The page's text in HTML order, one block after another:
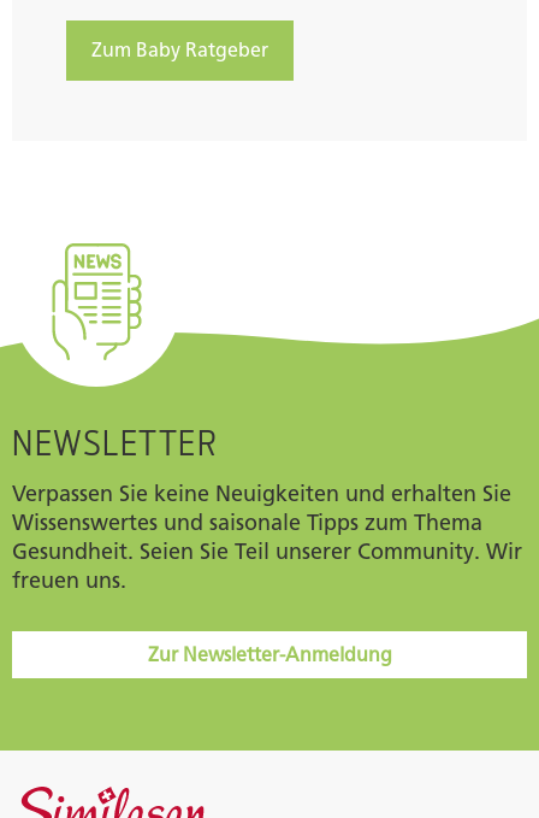
Zum Baby Ratgeber
NEWSLETTER
Verpassen Sie keine Neuigkeiten und erhalten Sie
Wissenswertes und saisonale Tipps zum Thema
Gesundheit. Seien Sie Teil unserer Community. Wir
freuen uns.
Zur Newsletter-Anmeldung